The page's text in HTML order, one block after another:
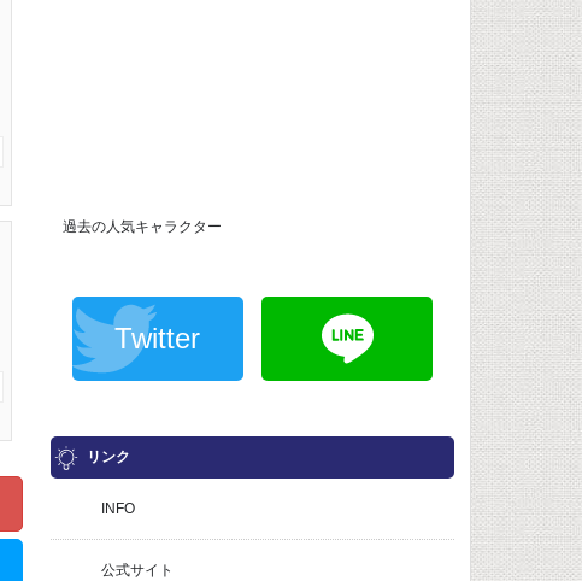
過去の人気キャラクター
Twitter
リンク
INFO
公式サイト